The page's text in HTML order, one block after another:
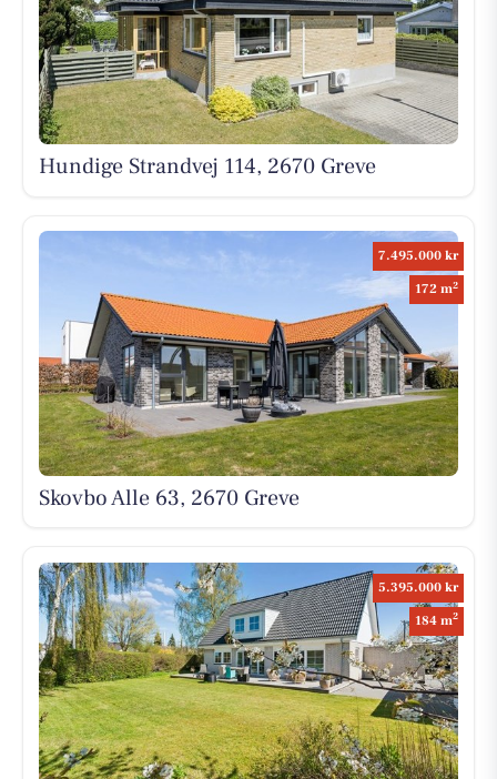
Hundige Strandvej 114, 2670 Greve
7.495.000 kr
172 m2
Skovbo Alle 63, 2670 Greve
5.395.000 kr
184 m2